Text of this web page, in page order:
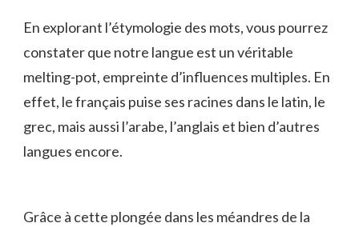
En⁣ explorant l’étymologie des mots, vous pourrez
constater que ⁤notre langue est un véritable
melting-pot,‌ empreinte d’influences multiples. En
effet, le⁣ français puise ses ‍racines⁢ dans le latin, le
grec, ‍mais aussi ⁤l’arabe,⁣ l’anglais et bien d’autres
langues⁢ encore.
Grâce à‌ cette plongée ⁤dans⁤ les ​méandres⁢ de la